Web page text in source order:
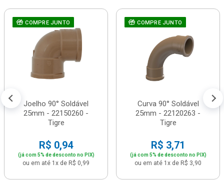
COMPRE JUNTO
Joelho 90° Soldável
25mm - 22150260 -
Tigre
R$ 0,94
(já com 5% de desconto no PIX)
ou em até 1x de R$ 0,99
COMPRE JUNTO
Curva 90° Soldável
25mm - 22120263 -
Tigre
R$ 3,71
(já com 5% de desconto no PIX)
ou em até 1x de R$ 3,90